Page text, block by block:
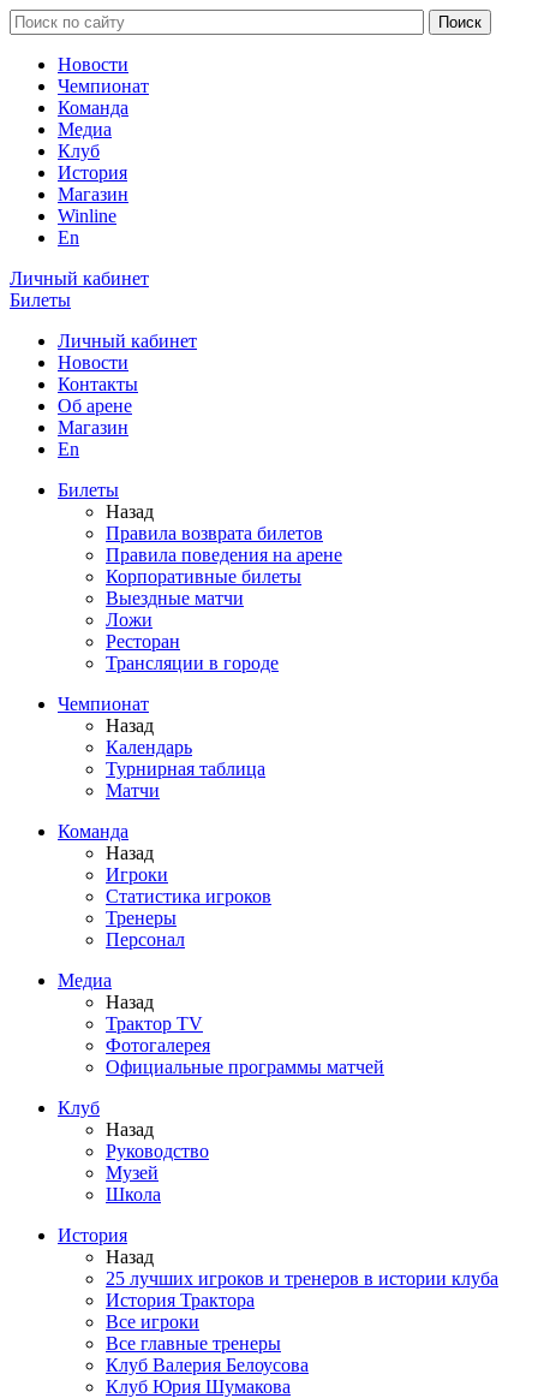
Новости
Чемпионат
Команда
Медиа
Клуб
История
Магазин
Winline
En
Личный кабинет
Билеты
Личный кабинет
Новости
Контакты
Об арене
Магазин
En
Билеты
Назад
Правила возврата билетов
Правила поведения на арене
Корпоративные билеты
Выездные матчи
Ложи
Ресторан
Трансляции в городе
Чемпионат
Назад
Календарь
Турнирная таблица
Матчи
Команда
Назад
Игроки
Статистика игроков
Тренеры
Персонал
Медиа
Назад
Трактор TV
Фотогалерея
Официальные программы матчей
Клуб
Назад
Руководство
Музей
Школа
История
Назад
25 лучших игроков и тренеров в истории клуба
История Трактора
Все игроки
Все главные тренеры
Клуб Валерия Белоусова
Клуб Юрия Шумакова